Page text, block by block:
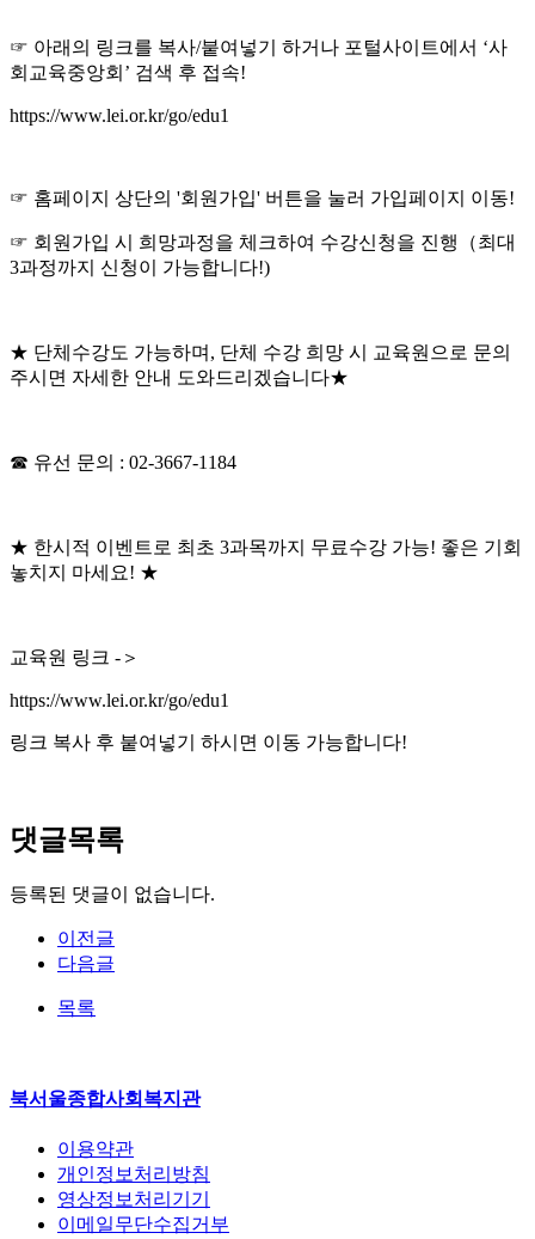
☞ 아래의 링크를 복사/붙여넣기 하거나 포털사이트에서 ‘사
회교육중앙회’ 검색 후 접속!
https://www.lei.or.kr/go/edu1
☞ 홈페이지 상단의 '회원가입' 버튼을 눌러 가입페이지 이동!
☞ 회원가입 시 희망과정을 체크하여 수강신청을 진행（최대
3과정까지 신청이 가능합니다!)
★ 단체수강도 가능하며, 단체 수강 희망 시 교육원으로 문의
주시면 자세한 안내 도와드리겠습니다★
☎ 유선 문의 : 02-3667-1184
★ 한시적 이벤트로 최초 3과목까지 무료수강 가능! 좋은 기회
놓치지 마세요! ★
교육원 링크 -＞
https://www.lei.or.kr/go/edu1
링크 복사 후 붙여넣기 하시면 이동 가능합니다!
댓글목록
등록된 댓글이 없습니다.
이전글
다음글
목록
북서울종합사회복지관
이용약관
개인정보처리방침
영상정보처리기기
이메일무단수집거부